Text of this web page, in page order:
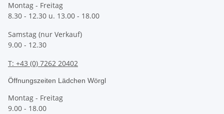
Montag - Freitag
8.30 - 12.30 u. 13.00 - 18.00
Samstag (nur Verkauf)
9.00 - 12.30
T: +43 (0) 7262 20402
Öffnungszeiten Lädchen Wörgl
Montag - Freitag
9.00 - 18.00